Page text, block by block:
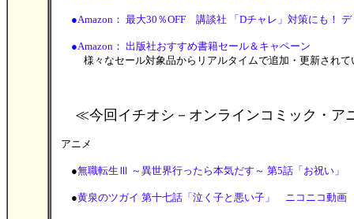
●Amazon： 最大30％OFF 講談社 「Dチャレ」対策にも！
●Amazon： 出版社おすすめ書籍セール＆キャペーン
様々なセール対象品からリアルタイムで追加・更新されて
≪今回イチオシ－オンラインコミック・ア
アニメ
●無職転生Ⅲ ～異世界行ったら本気だす～ 第5話「お祝い」
●黄泉のツガイ 第十七話「泣く子と悪い子」 ニコニコ動画